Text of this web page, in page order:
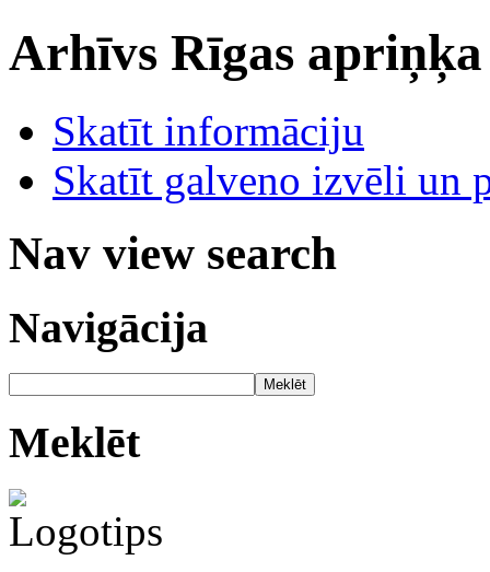
Arhīvs Rīgas
Skatīt informāciju
Skatīt galveno izvēli un
Nav view search
Navigācija
Meklēt
Meklēt